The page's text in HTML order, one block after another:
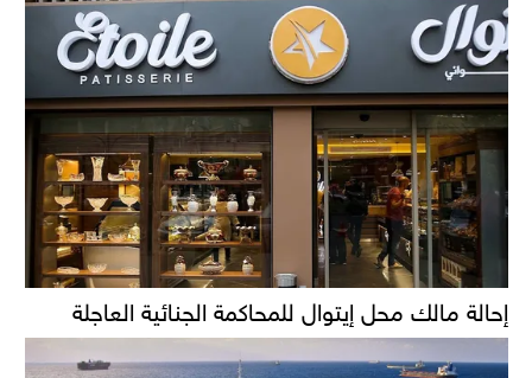
إحالة مالك محل إيتوال للمحاكمة الجنائية العاجلة